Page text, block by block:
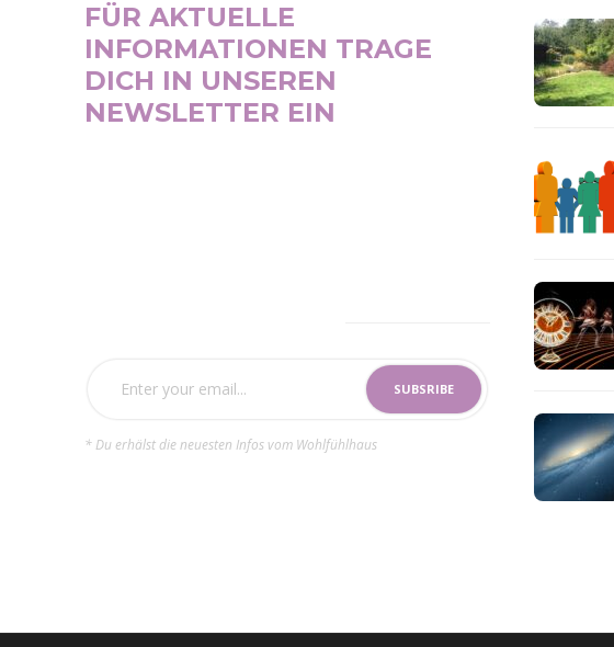
FÜR AKTUELLE
INFORMATIONEN TRAGE
DICH IN UNSEREN
NEWSLETTER EIN
* Du erhälst die neuesten Infos vom Wohlfühlhaus